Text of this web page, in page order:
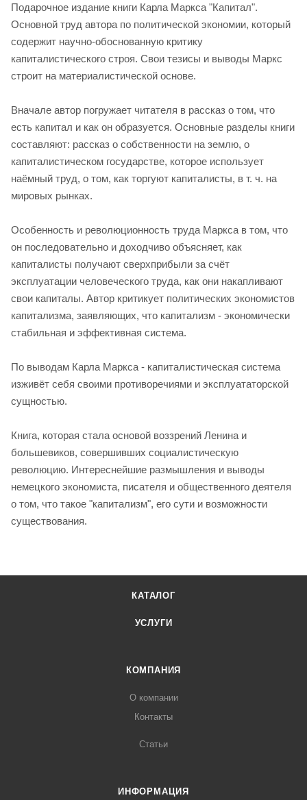
Подарочное издание книги Карла Маркса "Капитал".
Основной труд автора по политической экономии, который
содержит научно-обоснованную критику
капиталистического строя. Свои тезисы и выводы Маркс
строит на материалистической основе.
Вначале автор погружает читателя в рассказ о том, что
есть капитал и как он образуется. Основные разделы книги
составляют: рассказ о собственности на землю, о
капиталистическом государстве, которое использует
наёмный труд, о том, как торгуют капиталисты, в т. ч. на
мировых рынках.
Особенность и революционность труда Маркса в том, что
он последовательно и доходчиво объясняет, как
капиталисты получают сверхприбыли за счёт
эксплуатации человеческого труда, как они накапливают
свои капиталы. Автор критикует политических экономистов
капитализма, заявляющих, что капитализм - экономически
стабильная и эффективная система.
По выводам Карла Маркса - капиталистическая система
изживёт себя своими противоречиями и эксплуататорской
сущностью.
Книга, которая стала основой воззрений Ленина и
большевиков, совершивших социалистическую
революцию. Интереснейшие размышления и выводы
немецкого экономиста, писателя и общественного деятеля
о том, что такое "капитализм", его сути и возможности
существования.
КАТАЛОГ
УСЛУГИ
КОМПАНИЯ
О компании
Контакты
Статьи
ИНФОРМАЦИЯ